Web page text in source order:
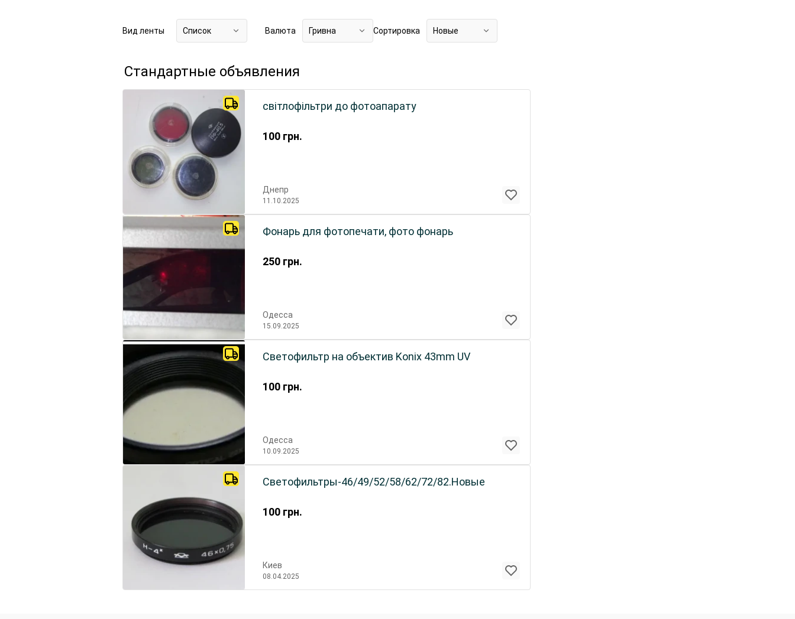
Вид ленты Список Валюта Гривна Сортировка Новые
Стандартные объявления
100 грн.
світлофільтри до фотоапарату
Днепр
11.10.2025
250 грн.
Фонарь для фотопечати, фото фонарь
Одесса
15.09.2025
100 грн.
Светофильтр на объектив Konix 43mm UV
Одесса
10.09.2025
100 грн.
Светофильтры-46/49/52/58/62/72/82.Новые
Киев
08.04.2025